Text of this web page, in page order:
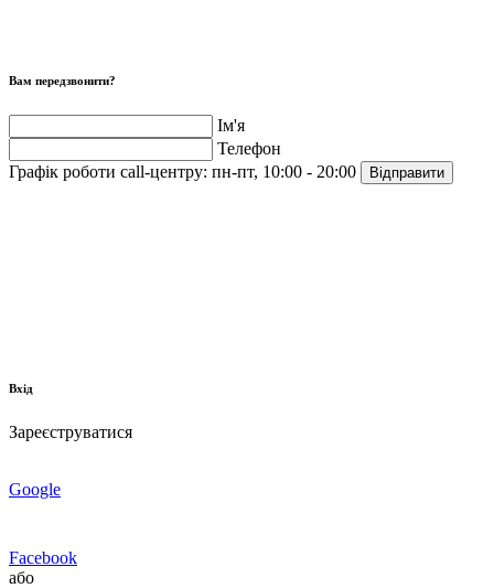
Вам передзвонити?
Ім'я
Телефон
Графік роботи call-центру: пн-пт, 10:00 - 20:00 Відправити
Вхід
Зареєструватися
Google
Facebook
або